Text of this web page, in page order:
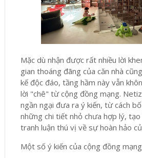
Mặc dù nhận được rất nhiều lời
gian thoáng đãng của căn nhà
kế độc đáo, tầng hầm này vẫn
lời "chê" từ cộng đồng mạng.
ngần ngại đưa ra ý kiến, từ cách
những chi tiết nhỏ chưa hợp lý,
tranh luận thú vị về sự hoàn hảo
Một số ý kiến của cộng đồng mạng